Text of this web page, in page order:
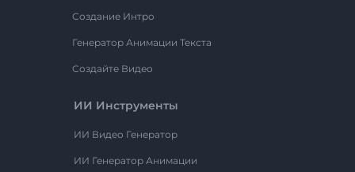
Создание Интро
Генератор Анимации Текста
Создайте Видео
ИИ Инструменты
ИИ Видео Генератор
ИИ Генератор Анимации